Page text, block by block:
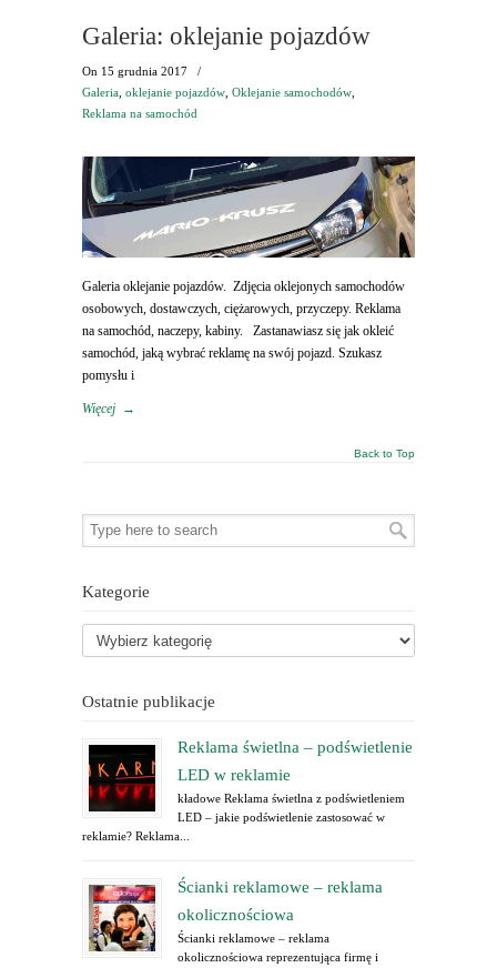
Galeria: oklejanie pojazdów
On 15 grudnia 2017
/
Galeria oklejanie pojazdów Oklejanie samochodów
Reklama na samochód
Galeria oklejanie pojazdów. Zdjęcia oklejonych samochodów
osobowych, dostawczych, ciężarowych, przyczepy. Reklama
na samochód, naczepy, kabiny. Zastanawiasz się jak okleić
samochód, jaką wybrać reklamę na swój pojazd. Szukasz
pomysłu i
Więcej →
Back to Top
Kategorie
Ostatnie publikacje
Reklama świetlna – podświetlenie
LED w reklamie
kładowe Reklama świetlna z podświetleniem
LED – jakie podświetlenie zastosować w
reklamie? Reklama...
Ścianki reklamowe – reklama
okolicznościowa
Ścianki reklamowe – reklama
okolicznościowa reprezentująca firmę i